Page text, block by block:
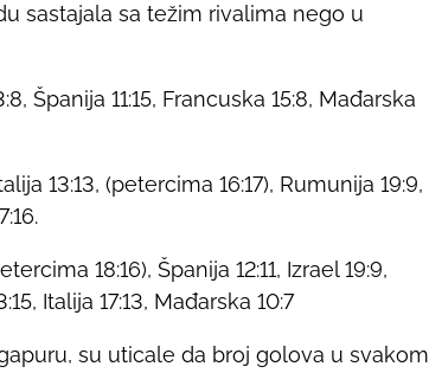
sastajala sa težim rivalima nego u
Španija 11:15, Francuska 15:8, Mađarska
13:13, (petercima 16:17), Rumunija 19:9,
18:16), Španija 12:11, Izrael 19:9,
Italija 17:13, Mađarska 10:7
su uticale da broj golova u svakom